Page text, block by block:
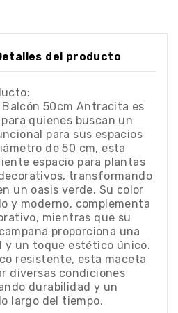
del producto
Balcón 50cm Antracita es
quienes buscan un
para sus espacios
de 50 cm, esta
espacio para plantas
transformando
un oasis verde. Su color
y moderno, complementa
mientras que su
proporciona una
y un toque estético único.
resistente, esta maceta
diversas condiciones
durabilidad y un
largo del tiempo.